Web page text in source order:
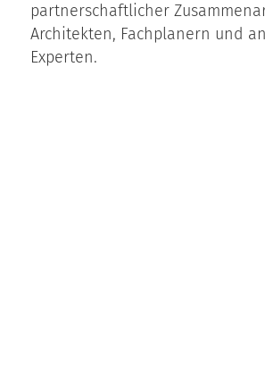
partnerschaftlicher
Architekten, Fachplanern und
Experten.